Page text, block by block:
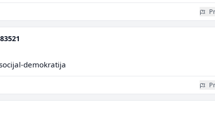
demokratija